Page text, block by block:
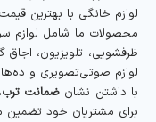
لوازم خانگی با بهترین
محصولات ما شامل لوازم
ظرفشویی، تلویزیون، اجاق
لوازم صوتی‌تصویری و ده‌ها
با داشتن نشان ضمانت ترب
برای مشتریان خود تضمین